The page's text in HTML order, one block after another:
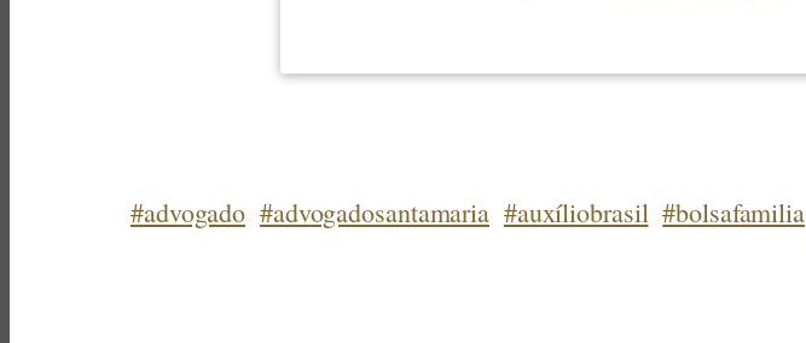
#advogado #advogadosantamaria #auxíliobrasil #bolsafamilia